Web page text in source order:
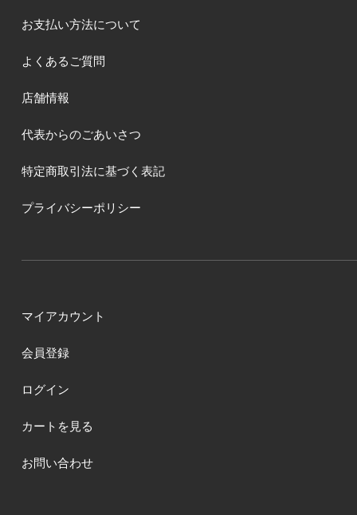
お支払い方法について
よくあるご質問
店舗情報
代表からのごあいさつ
特定商取引法に基づく表記
プライバシーポリシー
マイアカウント
会員登録
ログイン
カートを見る
お問い合わせ